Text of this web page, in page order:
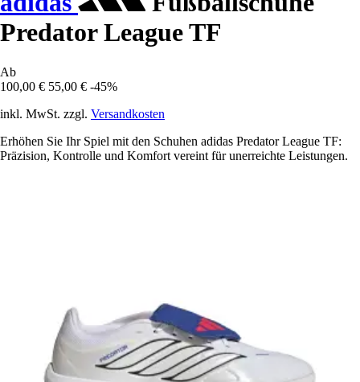
Predator League TF
Ab
100,00 € 55,00 € -45%
inkl. MwSt. zzgl. Versandkosten
Erhöhen Sie Ihr Spiel mit den Schuhen adidas Predator League TF:
Präzision, Kontrolle und Komfort vereint für unerreichte Leistungen.